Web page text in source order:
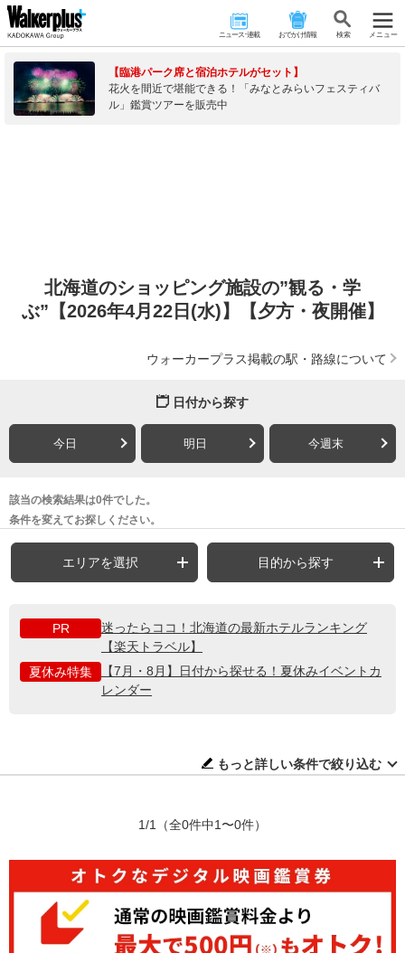
ニュース･連載 おでかけ情報 検 索 メニュー
【臨港パーク席と宿泊ホテルがセット】
花火を間近で堪能できる！「みなとみらいフェスティバ
ル」鑑賞ツアーを販売中
北海道のショッピング施設の”観る・学
ぶ”【2026年4月22日(水)】【夕方・夜開催】
ウォーカープラス掲載の駅・路線について
日付から探す
今日 明日 今週末
該当の検索結果は0件でした。
条件を変えてお探しください。
エリアを選択 目的から探す
PR
迷ったらココ！北海道の最新ホテルランキング
【楽天トラベル】
夏休み特集
【7月・8月】日付から探せる！夏休みイベントカ
レンダー
もっと詳しい条件で絞り込む
1/1 （全0件中1〜0件）